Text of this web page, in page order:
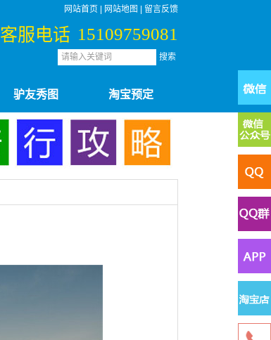
网站首页 网站地图 留言反馈
15109759081
客服电话
驴友秀图 淘宝预定